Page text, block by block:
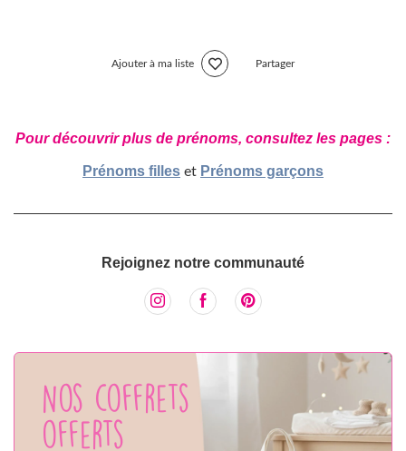
Ajouter à ma liste Partager
Pour découvrir plus de prénoms, consultez les pages :
Prénoms filles et Prénoms garçons
Rejoignez notre communauté
Nos coffrets
offerts